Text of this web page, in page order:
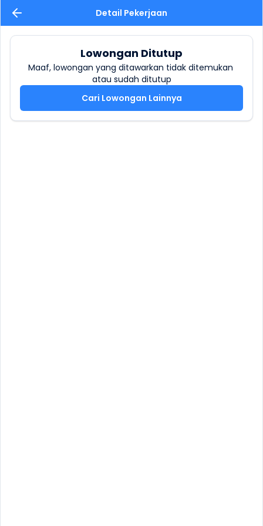
Detail Pekerjaan
Lowongan Ditutup
Maaf, lowongan yang ditawarkan tidak ditemukan
atau sudah ditutup
Cari Lowongan Lainnya